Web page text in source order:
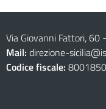
Via Giovanni Fattori, 60
Mail: direzione-
Codice fiscale: